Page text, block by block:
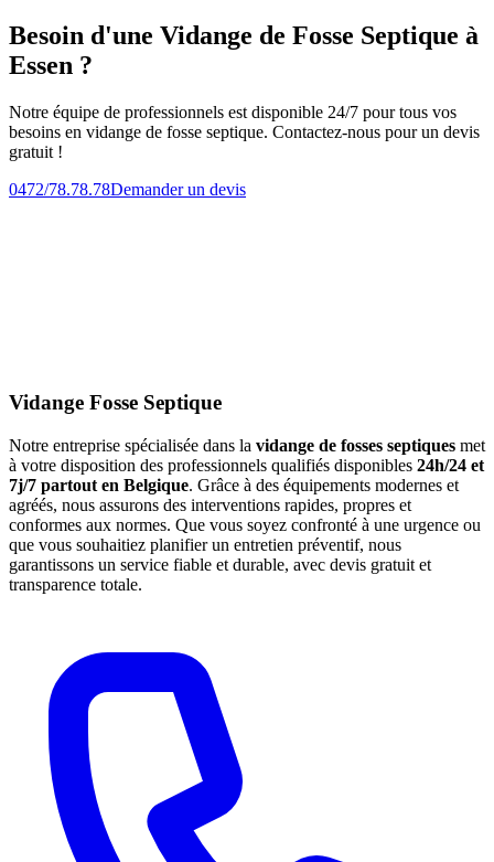
Besoin d'une Vidange de Fosse Septique à
Essen ?
Notre équipe de professionnels est disponible 24/7 pour tous vos
besoins en vidange de fosse septique. Contactez-nous pour un devis
gratuit !
0472/78.78.78Demander un devis
Vidange Fosse Septique
Notre entreprise spécialisée dans la vidange de fosses septiques met
à votre disposition des professionnels qualifiés disponibles 24h/24 et
7j/7 partout en Belgique. Grâce à des équipements modernes et
agréés, nous assurons des interventions rapides, propres et
conformes aux normes. Que vous soyez confronté à une urgence ou
que vous souhaitiez planifier un entretien préventif, nous
garantissons un service fiable et durable, avec devis gratuit et
transparence totale.